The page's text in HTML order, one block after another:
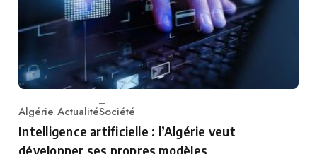
Category
Algérie ActualitéSociété
Intelligence artificielle : l’Algérie veut
développer ses propres modèles